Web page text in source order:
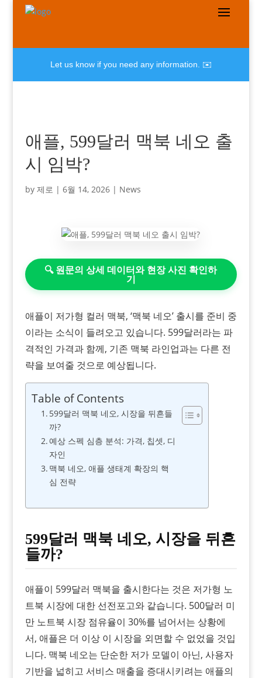
Let us know if you need any information. ✉️
애플, 599달러 맥북 네오 출
시 임박?
by 제로 | 6월 14, 2026| News
🔍 원문의 상세 데이터와 현장 사진 확인하
기
애플이 저가형 컬러 맥북, ‘맥북 네오’ 출시를 준비 중
이라는 소식이 들려오고 있습니다. 599달러라는 파
격적인 가격과 함께, 기존 맥북 라인업과는 다른 전
략을 보여줄 것으로 예상됩니다.
Table of Contents
599달러 맥북 네오, 시장을 뒤흔들
까?
예상 스펙 심층 분석: 가격, 칩셋, 디
자인
맥북 네오, 애플 생태계 확장의 핵
심 전략
599달러 맥북 네오, 시장을 뒤흔
들까?
애플이 599달러 맥북을 출시한다는 것은 저가형 노
트북 시장에 대한 선전포고와 같습니다. 500달러 미
만 노트북 시장 점유율이 30%를 넘어서는 상황에
서, 애플은 더 이상 이 시장을 외면할 수 없었을 것입
니다. 맥북 네오는 단순한 저가 모델이 아닌, 사용자
기반을 넓히고 서비스 매출을 증대시키려는 애플의